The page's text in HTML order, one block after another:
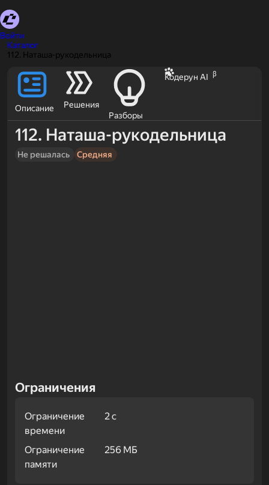
Войти
Каталог
112. Наташа-рукодельница
Описание
Решения
Разборы
Кодерун AI β
112. Наташа-рукодельница
Не решалась Средняя
Ограничения
Ограничение
времени
2 с
Ограничение
памяти
256 МБ